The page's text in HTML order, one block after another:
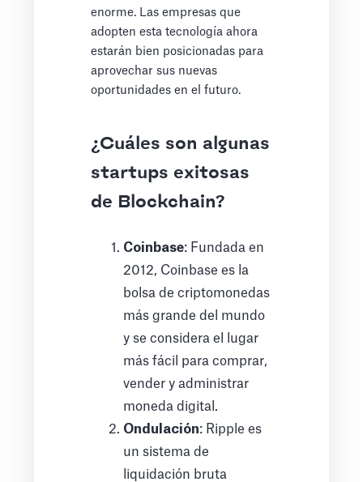
enorme. Las empresas que
adopten esta tecnología ahora
estarán bien posicionadas para
aprovechar sus nuevas
oportunidades en el futuro.
¿Cuáles son algunas
startups exitosas
de Blockchain?
Coinbase: Fundada en
2012, Coinbase es la
bolsa de criptomonedas
más grande del mundo
y se considera el lugar
más fácil para comprar,
vender y administrar
moneda digital.
Ondulación: Ripple es
un sistema de
liquidación bruta